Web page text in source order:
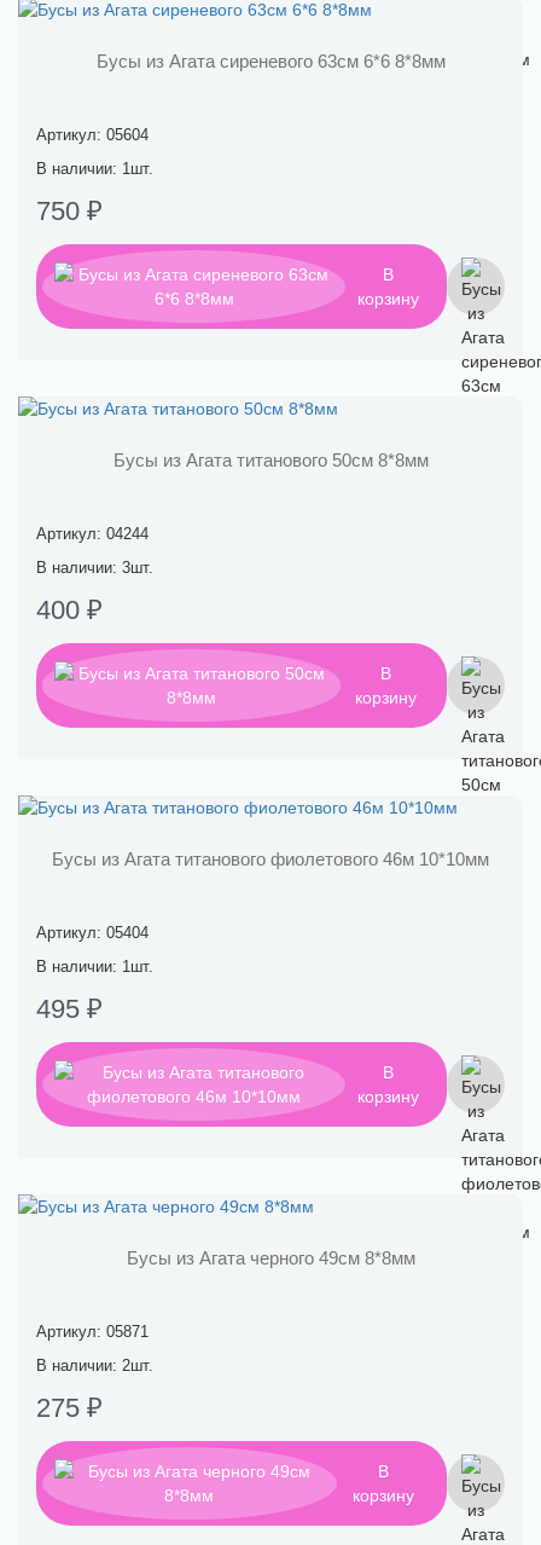
Бусы из Агата сиреневого 63см 6*6 8*8мм
Артикул: 05604
В наличии: 1шт.
750 ₽
В
корзину
Бусы из Агата титанового 50см 8*8мм
Артикул: 04244
В наличии: 3шт.
400 ₽
В
корзину
Бусы из Агата титанового фиолетового 46м 10*10мм
Артикул: 05404
В наличии: 1шт.
495 ₽
В
корзину
Бусы из Агата черного 49см 8*8мм
Артикул: 05871
В наличии: 2шт.
275 ₽
В
корзину